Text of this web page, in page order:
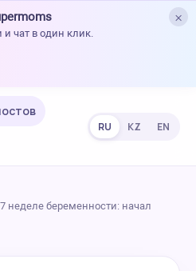
×
и чат в один клик.
RU KZ EN
неделе беременности: начал